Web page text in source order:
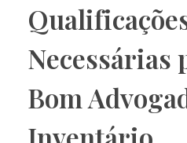
Necessárias
Bom